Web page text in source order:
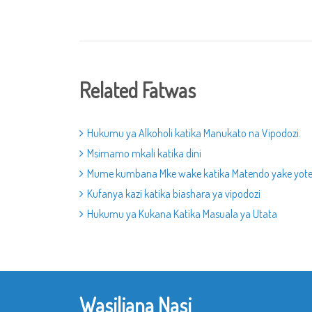
Related Fatwas
Hukumu ya Alkoholi katika Manukato na Vipodozi.
Msimamo mkali katika dini
Mume kumbana Mke wake katika Matendo yake
Kufanya kazi katika biashara ya vipodozi
Hukumu ya Kukana Katika Masuala ya Utata
Wasiliana Nasi